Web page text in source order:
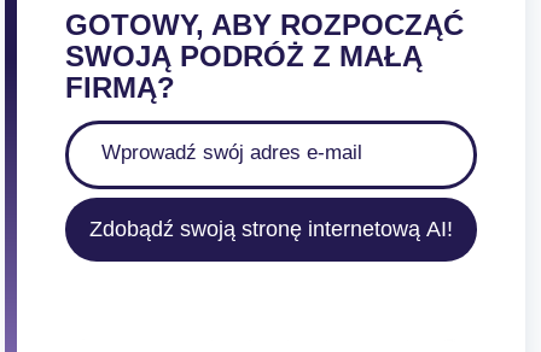
GOTOWY, ABY ROZPOCZĄĆ
SWOJĄ PODRÓŻ Z MAŁĄ
FIRMĄ?
Zdobądź swoją stronę internetową AI!